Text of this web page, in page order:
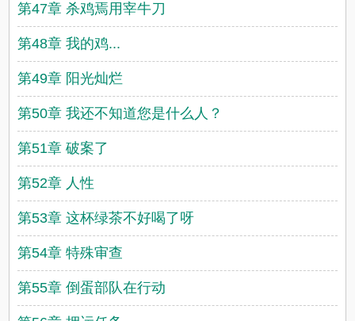
第47章 杀鸡焉用宰牛刀
第48章 我的鸡...
第49章 阳光灿烂
第50章 我还不知道您是什么人？
第51章 破案了
第52章 人性
第53章 这杯绿茶不好喝了呀
第54章 特殊审查
第55章 倒蛋部队在行动